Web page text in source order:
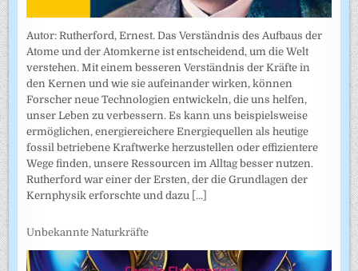
Autor: Rutherford, Ernest. Das Verständnis des Aufbaus der
Atome und der Atomkerne ist entscheidend, um die Welt
verstehen. Mit einem besseren Verständnis der Kräfte in
den Kernen und wie sie aufeinander wirken, können
Forscher neue Technologien entwickeln, die uns helfen,
unser Leben zu verbessern. Es kann uns beispielsweise
ermöglichen, energiereichere Energiequellen als heutige
fossil betriebene Kraftwerke herzustellen oder effizientere
Wege finden, unsere Ressourcen im Alltag besser nutzen.
Rutherford war einer der Ersten, der die Grundlagen der
Kernphysik erforschte und dazu [...]
Unbekannte Naturkräfte